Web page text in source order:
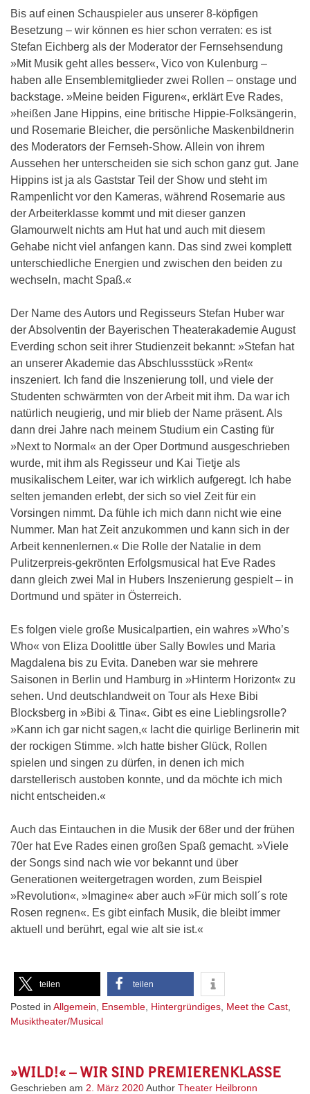
Bis auf einen Schauspieler aus unserer 8-köpfigen
Besetzung – wir können es hier schon verraten: es ist
Stefan Eichberg als der Moderator der Fernsehsendung
»Mit Musik geht alles besser«, Vico von Kulenburg –
haben alle Ensemblemitglieder zwei Rollen – onstage und
backstage. »Meine beiden Figuren«, erklärt Eve Rades,
»heißen Jane Hippins, eine britische Hippie-Folksängerin,
und Rosemarie Bleicher, die persönliche Maskenbildnerin
des Moderators der Fernseh-Show. Allein von ihrem
Aussehen her unterscheiden sie sich schon ganz gut. Jane
Hippins ist ja als Gaststar Teil der Show und steht im
Rampenlicht vor den Kameras, während Rosemarie aus
der Arbeiterklasse kommt und mit dieser ganzen
Glamourwelt nichts am Hut hat und auch mit diesem
Gehabe nicht viel anfangen kann. Das sind zwei komplett
unterschiedliche Energien und zwischen den beiden zu
wechseln, macht Spaß.«
Der Name des Autors und Regisseurs Stefan Huber war
der Absolventin der Bayerischen Theaterakademie August
Everding schon seit ihrer Studienzeit bekannt: »Stefan hat
an unserer Akademie das Abschlussstück »Rent«
inszeniert. Ich fand die Inszenierung toll, und viele der
Studenten schwärmten von der Arbeit mit ihm. Da war ich
natürlich neugierig, und mir blieb der Name präsent. Als
dann drei Jahre nach meinem Studium ein Casting für
»Next to Normal« an der Oper Dortmund ausgeschrieben
wurde, mit ihm als Regisseur und Kai Tietje als
musikalischem Leiter, war ich wirklich aufgeregt. Ich habe
selten jemanden erlebt, der sich so viel Zeit für ein
Vorsingen nimmt. Da fühle ich mich dann nicht wie eine
Nummer. Man hat Zeit anzukommen und kann sich in der
Arbeit kennenlernen.« Die Rolle der Natalie in dem
Pulitzerpreis-gekrönten Erfolgsmusical hat Eve Rades
dann gleich zwei Mal in Hubers Inszenierung gespielt – in
Dortmund und später in Österreich.
Es folgen viele große Musicalpartien, ein wahres »Who’s
Who« von Eliza Doolittle über Sally Bowles und Maria
Magdalena bis zu Evita. Daneben war sie mehrere
Saisonen in Berlin und Hamburg in »Hinterm Horizont« zu
sehen. Und deutschlandweit on Tour als Hexe Bibi
Blocksberg in »Bibi & Tina«. Gibt es eine Lieblingsrolle?
»Kann ich gar nicht sagen,« lacht die quirlige Berlinerin mit
der rockigen Stimme. »Ich hatte bisher Glück, Rollen
spielen und singen zu dürfen, in denen ich mich
darstellerisch austoben konnte, und da möchte ich mich
nicht entscheiden.«
Auch das Eintauchen in die Musik der 68er und der frühen
70er hat Eve Rades einen großen Spaß gemacht. »Viele
der Songs sind nach wie vor bekannt und über
Generationen weitergetragen worden, zum Beispiel
»Revolution«, »Imagine« aber auch »Für mich soll´s rote
Rosen regnen«. Es gibt einfach Musik, die bleibt immer
aktuell und berührt, egal wie alt sie ist.«
teilen teilen
Posted in Allgemein Ensemble Hintergründiges Meet the Cast
Musiktheater/Musical
»WILD!« – WIR SIND PREMIERENKLASSE
Geschrieben am 2. März 2020Author Theater Heilbronn